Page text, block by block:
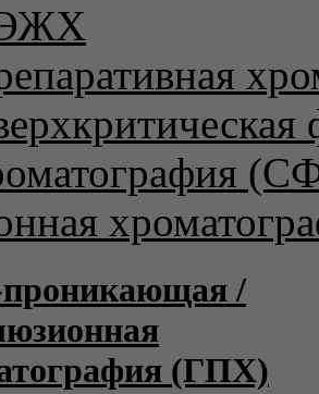
проникающая /
(ГПХ)